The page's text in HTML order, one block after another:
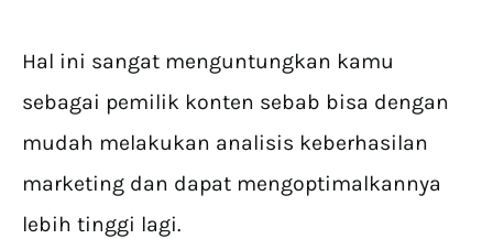
Hal ini sangat menguntungkan kamu
sebagai pemilik konten sebab bisa dengan
mudah melakukan analisis keberhasilan
marketing dan dapat mengoptimalkannya
lebih tinggi lagi.